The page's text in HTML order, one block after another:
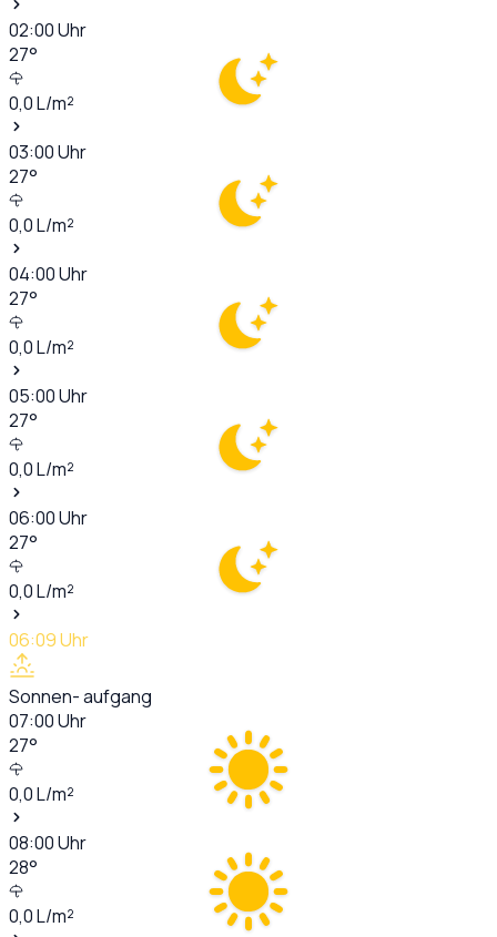
02:00Uhr
27°
0,0L/m²
03:00Uhr
27°
0,0L/m²
04:00Uhr
27°
0,0L/m²
05:00Uhr
27°
0,0L/m²
06:00Uhr
27°
0,0L/m²
06:09Uhr
Sonnen- aufgang
07:00Uhr
27°
0,0L/m²
08:00Uhr
28°
0,0L/m²